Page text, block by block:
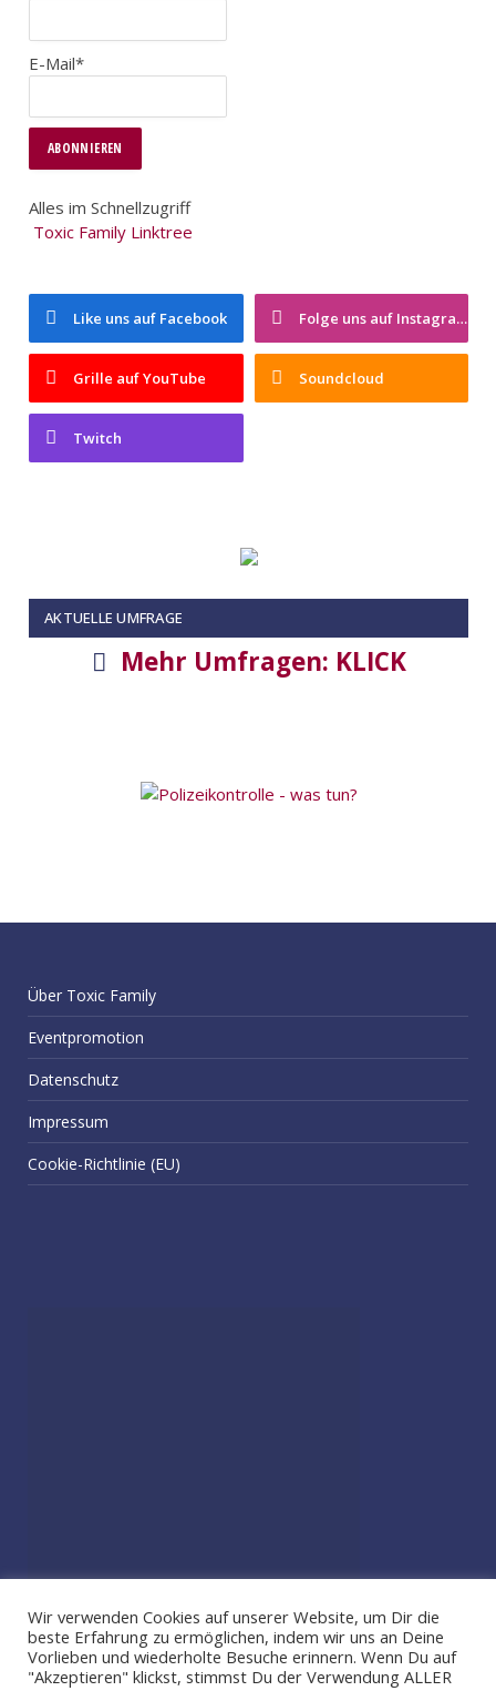
E-Mail*
Alles im Schnellzugriff
Toxic Family Linktree
Like uns auf Facebook Folge uns auf Instagram
Grille auf YouTube Soundcloud
Twitch
AKTUELLE UMFRAGE
Mehr Umfragen: KLICK
Über Toxic Family
Eventpromotion
Datenschutz
Impressum
Cookie-Richtlinie (EU)
Wir verwenden Cookies auf unserer Website, um Dir die
beste Erfahrung zu ermöglichen, indem wir uns an Deine
Vorlieben und wiederholte Besuche erinnern. Wenn Du auf
"Akzeptieren" klickst, stimmst Du der Verwendung ALLER